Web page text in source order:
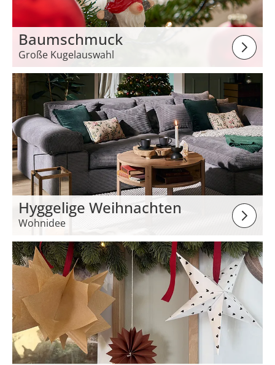
Baumschmuck
Große Kugelauswahl
Hyggelige Weihnachten
Wohnidee